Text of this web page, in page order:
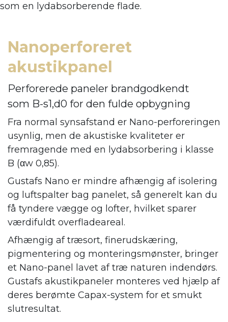
som en lydabsorberende flade.
Nanoperforeret
akustikpanel
Perforerede paneler brandgodkendt
som B-s1,d0 for den fulde opbygning
Fra normal synsafstand er Nano-perforeringen
usynlig, men de akustiske kvaliteter er
fremragende med en lydabsorbering i klasse
B (αw 0,85).
Gustafs Nano er mindre afhængig af isolering
og luftspalter bag panelet, så generelt kan du
få tyndere vægge og lofter, hvilket sparer
værdifuldt overfladeareal.
Afhængig af træsort, finerudskæring,
pigmentering og monteringsmønster, bringer
et Nano-panel lavet af træ naturen indendørs.
Gustafs akustikpaneler monteres ved hjælp af
deres berømte Capax-system for et smukt
slutresultat.